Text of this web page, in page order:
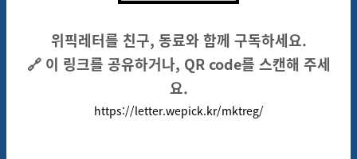
위픽레터를 친구, 동료와 함께 구독하세요.
🔗 이 링크를 공유하거나, QR code를 스캔해 주세
요.
https://letter.wepick.kr/mktreg/